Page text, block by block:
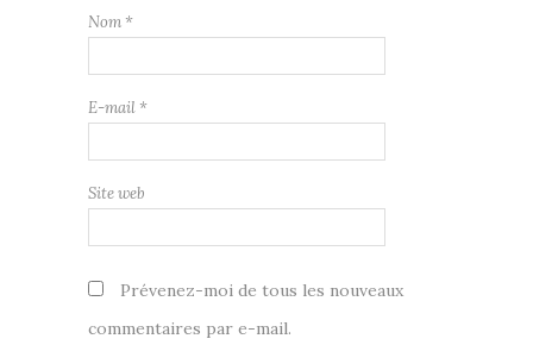
Nom *
E-mail *
Site web
Prévenez-moi de tous les nouveaux
commentaires par e-mail.